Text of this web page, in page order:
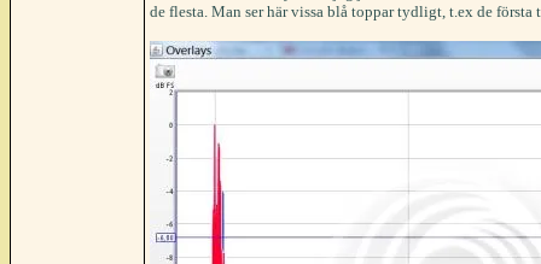
de flesta. Man ser här vissa blå toppar tydligt, t.ex de